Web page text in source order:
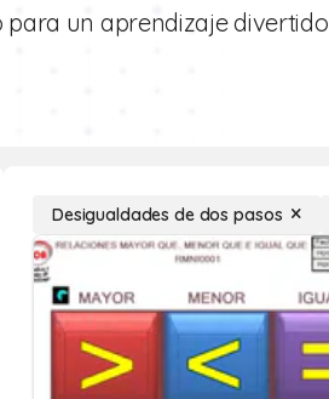
un aprendizaje
Desigualdades de dos pasos